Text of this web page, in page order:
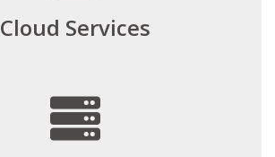
Cloud Services